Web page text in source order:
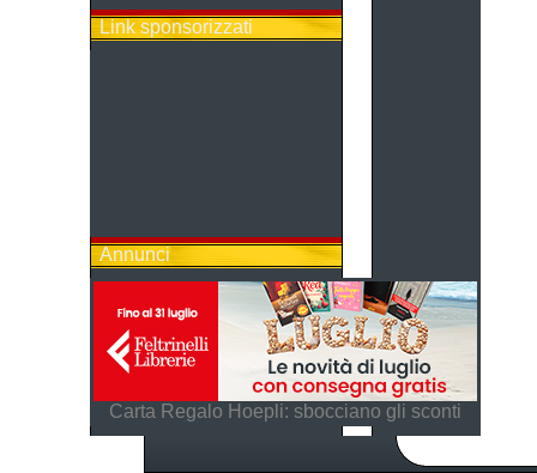
Link sponsorizzati
Annunci
Carta Regalo Hoepli: sbocciano gli sconti